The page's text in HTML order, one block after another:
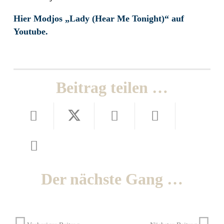
Hier Modjos „Lady (Hear Me Tonight)“ auf
Youtube.
Beitrag teilen …
Der nächste Gang …